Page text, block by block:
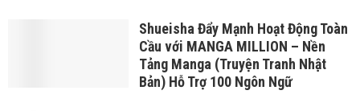
Shueisha Đẩy Mạnh Hoạt Động Toàn
Cầu với MANGA MILLION – Nền
Tảng Manga (Truyện Tranh Nhật
Bản) Hỗ Trợ 100 Ngôn Ngữ